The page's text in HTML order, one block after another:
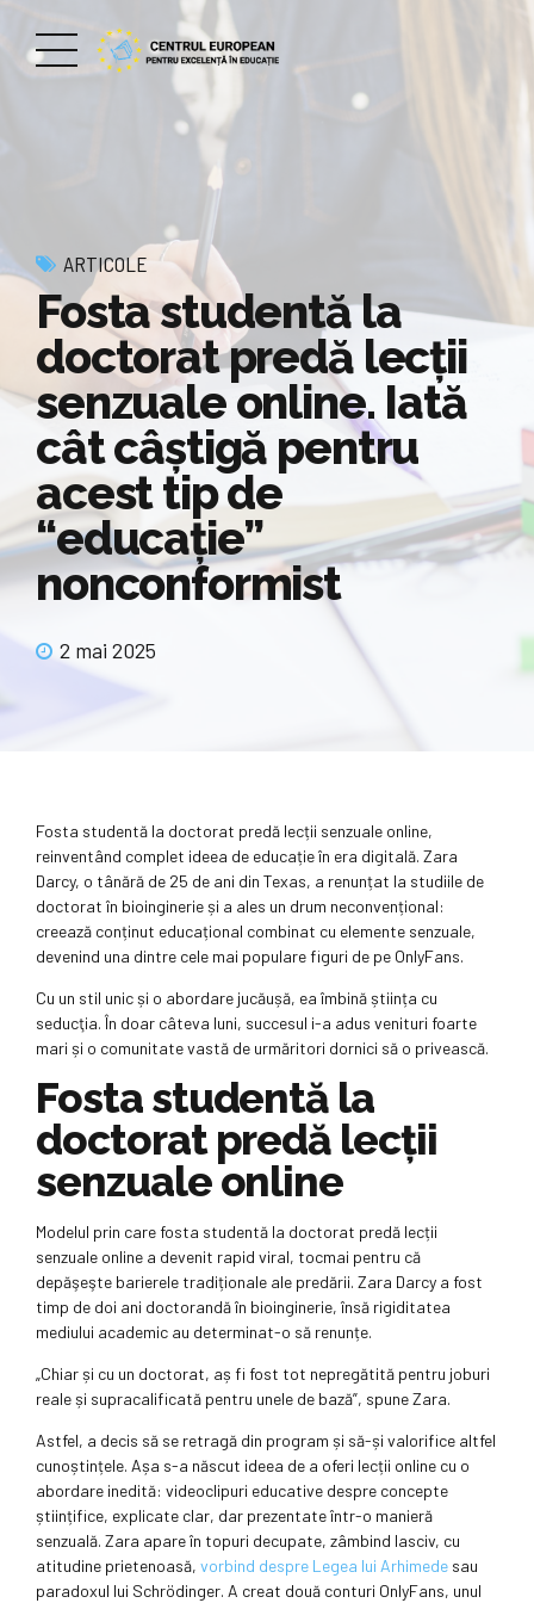
ARTICOLE
Fosta studentă la
doctorat predă lecții
senzuale online. Iată
cât câştigă pentru
acest tip de
“educaţie”
nonconformist
2 mai 2025
Fosta studentă la doctorat predă lecții senzuale online,
reinventând complet ideea de educație în era digitală. Zara
Darcy, o tânără de 25 de ani din Texas, a renunțat la studiile de
doctorat în bioinginerie și a ales un drum neconvențional:
creează conținut educațional combinat cu elemente senzuale,
devenind una dintre cele mai populare figuri de pe OnlyFans.
Cu un stil unic și o abordare jucăușă, ea îmbină știința cu
seducţia. În doar câteva luni, succesul i-a adus venituri foarte
mari și o comunitate vastă de urmăritori dornici să o privească.
Fosta studentă la
doctorat predă lecții
senzuale online
Modelul prin care fosta studentă la doctorat predă lecții
senzuale online a devenit rapid viral, tocmai pentru că
depăşeşte barierele tradiționale ale predării. Zara Darcy a fost
timp de doi ani doctorandă în bioinginerie, însă rigiditatea
mediului academic au determinat-o să renunțe.
„Chiar și cu un doctorat, aș fi fost tot nepregătită pentru joburi
reale și supracalificată pentru unele de bază”, spune Zara.
Astfel, a decis să se retragă din program și să-și valorifice altfel
cunoștințele. Așa s-a născut ideea de a oferi lecții online cu o
abordare inedită: videoclipuri educative despre concepte
științifice, explicate clar, dar prezentate într-o manieră
senzuală. Zara apare în topuri decupate, zâmbind lasciv, cu
atitudine prietenoasă, vorbind despre Legea lui Arhimede sau
paradoxul lui Schrödinger. A creat două conturi OnlyFans, unul